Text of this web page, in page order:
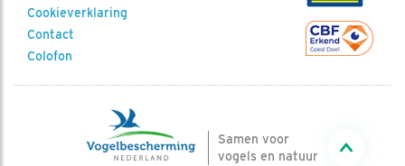
Cookieverklaring
Contact
Colofon
Samen voor
vogels en natuur